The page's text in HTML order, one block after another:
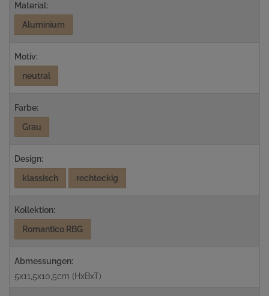
Material:
Aluminium
Motiv:
neutral
Farbe:
Grau
Design:
klassisch
rechteckig
Kollektion:
Romantico RBG
Abmessungen:
5x11,5x10,5cm (HxBxT)